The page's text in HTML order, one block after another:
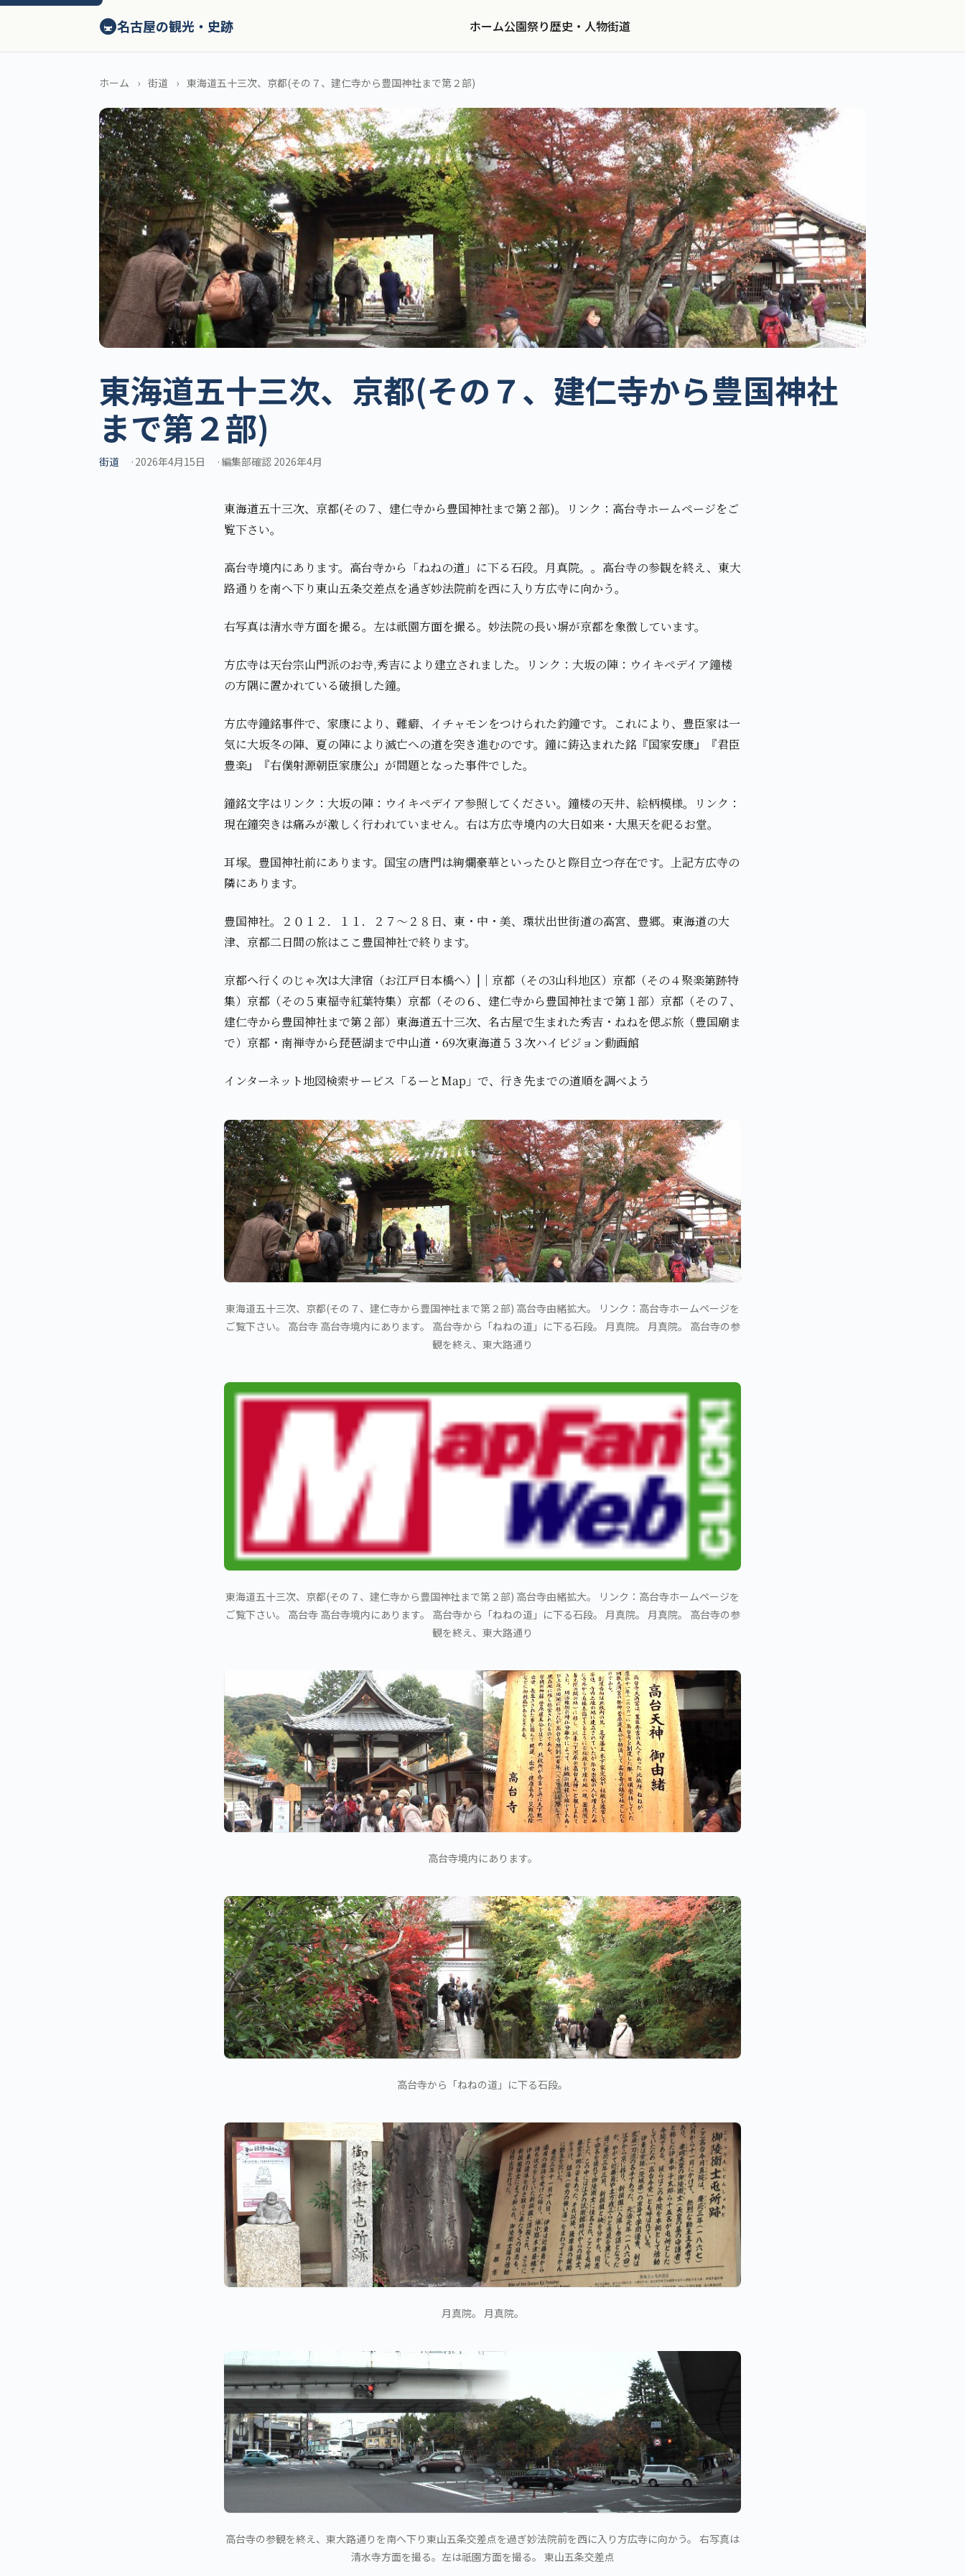
ン
🚇名古屋の観光・史跡 ホーム公園祭り歴史・人物街道
ホーム 街道 東海道五十三次、京都(その７、建仁寺から豊国神社まで第２部)
東海道五十三次、京都(その７、建仁寺から豊国神社
まで第２部)
街道 2026年4月15日 編集部確認 2026年4月
東海道五十三次、京都(その７、建仁寺から豊国神社まで第２部)。リンク：高台寺ホームページをご
覧下さい。
高台寺境内にあります。高台寺から「ねねの道」に下る石段。月真院。。高台寺の参観を終え、東大
路通りを南へ下り東山五条交差点を過ぎ妙法院前を西に入り方広寺に向かう。
右写真は清水寺方面を撮る。左は祇園方面を撮る。妙法院の長い塀が京都を象徴しています。
方広寺は天台宗山門派のお寺,秀吉により建立されました。リンク：大坂の陣：ウイキペデイア鐘楼
の方隅に置かれている破損した鐘。
方広寺鐘銘事件で、家康により、難癖、イチャモンをつけられた釣鐘です。これにより、豊臣家は一
気に大坂冬の陣、夏の陣により滅亡への道を突き進むのです。鐘に鋳込まれた銘『国家安康』『君臣
豊楽』『右僕射源朝臣家康公』が問題となった事件でした。
鐘銘文字はリンク：大坂の陣：ウイキペデイア参照してください。鐘楼の天井、絵柄模様。リンク：
現在鐘突きは痛みが激しく行われていません。右は方広寺境内の大日如来・大黒天を祀るお堂。
耳塚。豊国神社前にあります。国宝の唐門は絢爛豪華といったひと際目立つ存在です。上記方広寺の
隣にあります。
豊国神社。２０１２．１１．２７～２８日、東・中・美、環状出世街道の高宮、豊郷。東海道の大
津、京都二日間の旅はここ豊国神社で終ります。
京都へ行くのじゃ次は大津宿（お江戸日本橋へ）|｜京都（その3山科地区）京都（その４聚楽第跡特
集）京都（その５東福寺紅葉特集）京都（その６、建仁寺から豊国神社まで第１部）京都（その７、
建仁寺から豊国神社まで第２部）東海道五十三次、名古屋で生まれた秀吉・ねねを偲ぶ旅（豊国廟ま
で）京都・南禅寺から琵琶湖まで中山道・69次東海道５３次ハイビジョン動画館
インターネット地図検索サービス「るーとMap」で、行き先までの道順を調べよう
東海道五十三次、京都(その７、建仁寺から豊国神社まで第２部) 高台寺由緒拡大。 リンク：高台寺ホームページを
ご覧下さい。 高台寺 高台寺境内にあります。 高台寺から「ねねの道」に下る石段。 月真院。 月真院。 高台寺の参
観を終え、東大路通り
東海道五十三次、京都(その７、建仁寺から豊国神社まで第２部) 高台寺由緒拡大。 リンク：高台寺ホームページを
ご覧下さい。 高台寺 高台寺境内にあります。 高台寺から「ねねの道」に下る石段。 月真院。 月真院。 高台寺の参
観を終え、東大路通り
高台寺境内にあります。
高台寺から「ねねの道」に下る石段。
月真院。 月真院。
高台寺の参観を終え、東大路通りを南へ下り東山五条交差点を過ぎ妙法院前を西に入り方広寺に向かう。 右写真は
清水寺方面を撮る。左は祇園方面を撮る。 東山五条交差点